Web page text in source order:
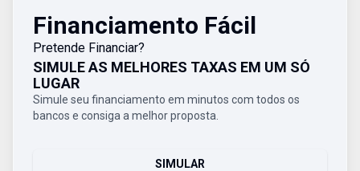
Financiamento Fácil
Pretende Financiar?
SIMULE AS MELHORES TAXAS EM UM SÓ
LUGAR
Simule seu financiamento em minutos com todos os
bancos e consiga a melhor proposta.
SIMULAR